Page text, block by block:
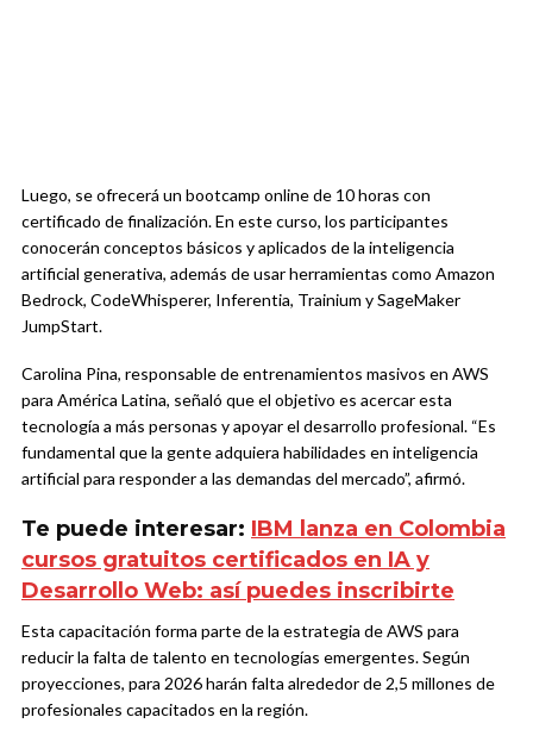
Luego, se ofrecerá un bootcamp online de 10 horas con
certificado de finalización. En este curso, los participantes
conocerán conceptos básicos y aplicados de la inteligencia
artificial generativa, además de usar herramientas como Amazon
Bedrock, CodeWhisperer, Inferentia, Trainium y SageMaker
JumpStart.
Carolina Pina, responsable de entrenamientos masivos en AWS
para América Latina, señaló que el objetivo es acercar esta
tecnología a más personas y apoyar el desarrollo profesional. “Es
fundamental que la gente adquiera habilidades en inteligencia
artificial para responder a las demandas del mercado”, afirmó.
Te puede interesar: IBM lanza en Colombia
cursos gratuitos certificados en IA y
Desarrollo Web: así puedes inscribirte
Esta capacitación forma parte de la estrategia de AWS para
reducir la falta de talento en tecnologías emergentes. Según
proyecciones, para 2026 harán falta alrededor de 2,5 millones de
profesionales capacitados en la región.